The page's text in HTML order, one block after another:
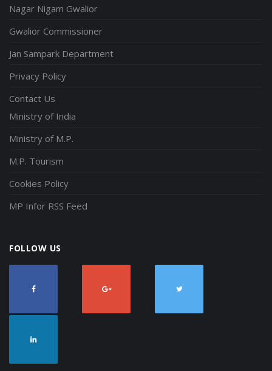
Nagar Nigam Gwalior
Gwalior Commissioner
Jan Sampark Department
Privacy Policy
Contact Us
Ministry of India
Ministry of M.P.
M.P. Tourism
Cookies Policy
MP Infor RSS Feed
FOLLOW US